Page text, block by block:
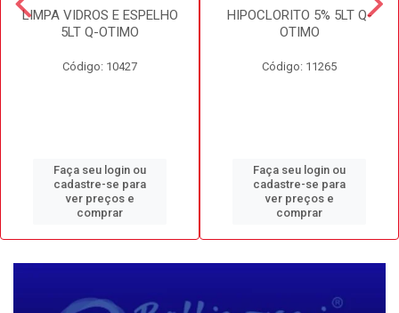
LIMPA VIDROS E ESPELHO
5LT Q-OTIMO
Código: 10427
Faça seu login ou
cadastre-se para
ver preços e
comprar
HIPOCLORITO 5% 5LT Q-
OTIMO
Código: 11265
Faça seu login ou
cadastre-se para
ver preços e
comprar